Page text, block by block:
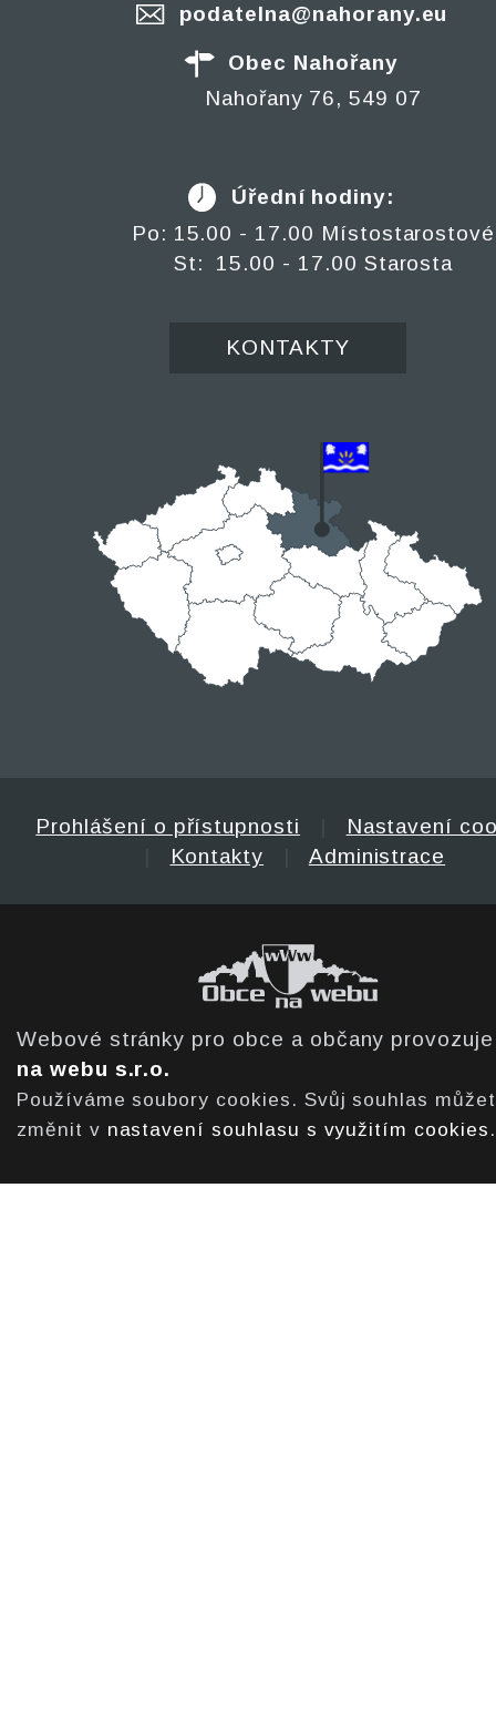
podatelna@nahorany.eu
Obec Nahořany
Nahořany 76, 549 07
Úřední hodiny:
Po: 15.00 - 17.00 Místostarostové
St: 15.00 - 17.00 Starosta
KONTAKTY
Prohlášení o přístupnosti
Nastavení
Kontakty Administrace
Webové stránky pro obce a občany
na webu s.r.o.
Používáme soubory cookies. Svůj souhlas
změnit v nastavení souhlasu s využitím cookies .